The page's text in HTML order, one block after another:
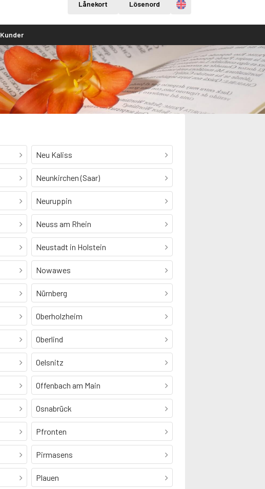
Lånekort Lösenord Engelska
Kunder
Neu Kaliss
Neunkirchen (Saar)
Neuruppin
Neuss am Rhein
Neustadt in Holstein
Nowawes
Nürnberg
Oberholzheim
Oberlind
Oelsnitz
Offenbach am Main
Osnabrück
Pfronten
Pirmasens
Plauen